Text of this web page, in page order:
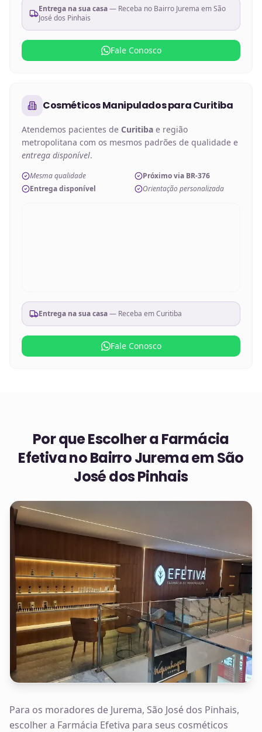
Entrega na sua casa— Receba no Bairro Jurema em São
José dos Pinhais
Fale Conosco
Cosméticos ManipuladosparaCuritiba
Atendemos pacientes de Curitiba e região
metropolitana com os mesmos padrões de qualidade e
entrega disponível.
Mesma qualidade
Próximo via BR-376
Entrega disponível
Orientação personalizada
Entrega na sua casa— Receba emCuritiba
Fale Conosco
Por que Escolher a Farmácia
Efetiva noBairro Jurema em São
José dos Pinhais
Para os moradores de Jurema, São José dos Pinhais,
escolher a Farmácia Efetiva para seus cosméticos